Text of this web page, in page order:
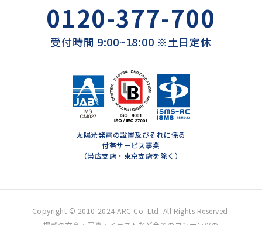
0120-377-700
受付時間 9:00~18:00 ※土日定休
太陽光発電の設置及びそれに係る
付帯サービス事業
（帯広支店・東京支店を除く）
Copyright © 2010-2024 ARC Co. Ltd. All Rights Reserved.